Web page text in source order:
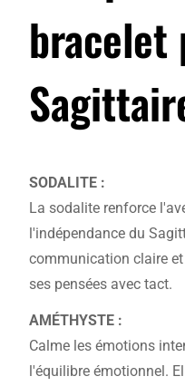
bracelet
SODALITE :
La sodalite renforce
l'indépendance du
communication claire
ses pensées avec tact.
AMÉTHYSTE :
Calme les émotions
l'équilibre émotionnel.